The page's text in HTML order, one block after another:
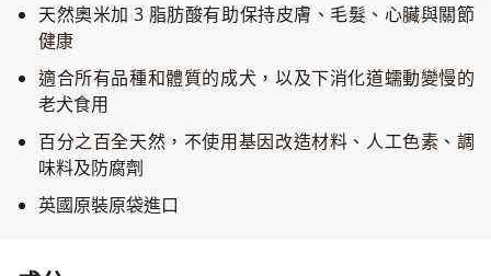
天然奧米加 3 脂肪酸有助保持皮膚、毛髮、心臟與關節
健康
適合所有品種和體質的成犬，以及下消化道蠕動變慢的
老犬食用
百分之百全天然，不使用基因改造材料、人工色素、調
味料及防腐劑
英國原裝原袋進口